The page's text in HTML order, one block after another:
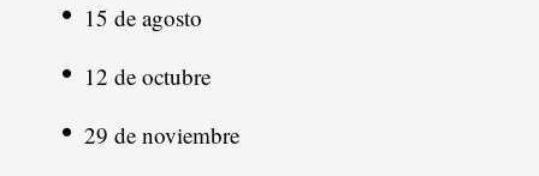
15 de agosto
12 de octubre
29 de noviembre